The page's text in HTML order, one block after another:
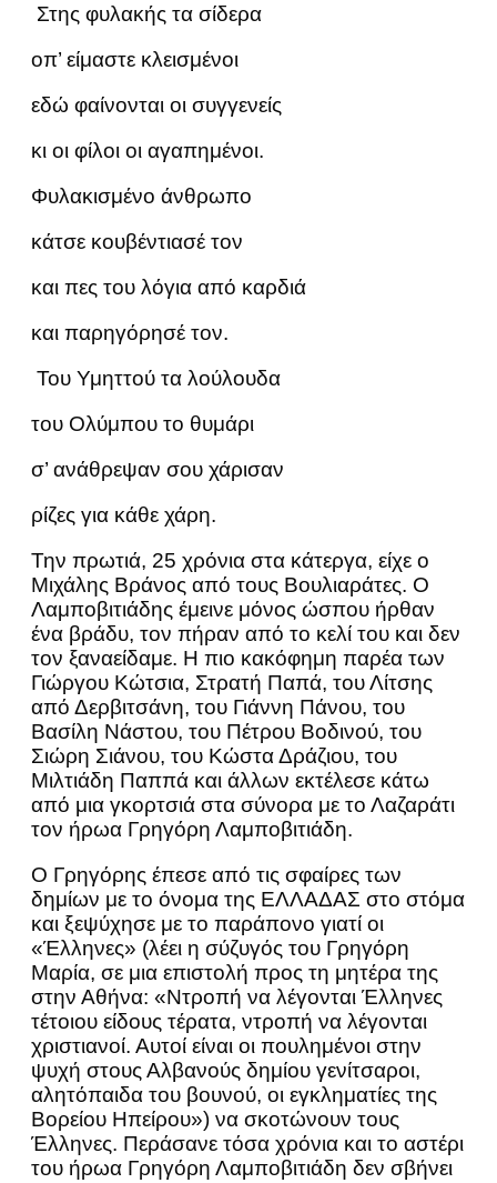
Στης φυλακής τα σίδερα
οπ’ είμαστε κλεισμένοι
εδώ φαίνονται οι συγγενείς
κι οι φίλοι οι αγαπημένοι.
Φυλακισμένο άνθρωπο
κάτσε κουβέντιασέ τον
και πες του λόγια από καρδιά
και παρηγόρησέ τον.
Του Υμηττού τα λούλουδα
του Ολύμπου το θυμάρι
σ’ ανάθρεψαν σου χάρισαν
ρίζες για κάθε χάρη.
Την πρωτιά, 25 χρόνια στα κάτεργα, είχε ο
Μιχάλης Βράνος από τους Βουλιαράτες. Ο
Λαμποβιτιάδης έμεινε μόνος ώσπου ήρθαν
ένα βράδυ, τον πήραν από το κελί του και δεν
τον ξαναείδαμε. Η πιο κακόφημη παρέα των
Γιώργου Κώτσια, Στρατή Παπά, του Λίτσης
από Δερβιτσάνη, του Γιάννη Πάνου, του
Βασίλη Νάστου, του Πέτρου Βοδινού, του
Σιώρη Σιάνου, του Κώστα Δράζιου, του
Μιλτιάδη Παππά και άλλων εκτέλεσε κάτω
από μια γκορτσιά στα σύνορα με το Λαζαράτι
τον ήρωα Γρηγόρη Λαμποβιτιάδη.
Ο Γρηγόρης έπεσε από τις σφαίρες των
δημίων με το όνομα της ΕΛΛΑΔΑΣ στο στόμα
και ξεψύχησε με το παράπονο γιατί οι
«Έλληνες» (λέει η σύζυγός του Γρηγόρη
Μαρία, σε μια επιστολή προς τη μητέρα της
στην Αθήνα: «Ντροπή να λέγονται Έλληνες
τέτοιου είδους τέρατα, ντροπή να λέγονται
χριστιανοί. Αυτοί είναι οι πουλημένοι στην
ψυχή στους Αλβανούς δημίου γενίτσαροι,
αλητόπαιδα του βουνού, οι εγκληματίες της
Βορείου Ηπείρου») να σκοτώνουν τους
Έλληνες. Περάσανε τόσα χρόνια και το αστέρι
του ήρωα Γρηγόρη Λαμποβιτιάδη δεν σβήνει